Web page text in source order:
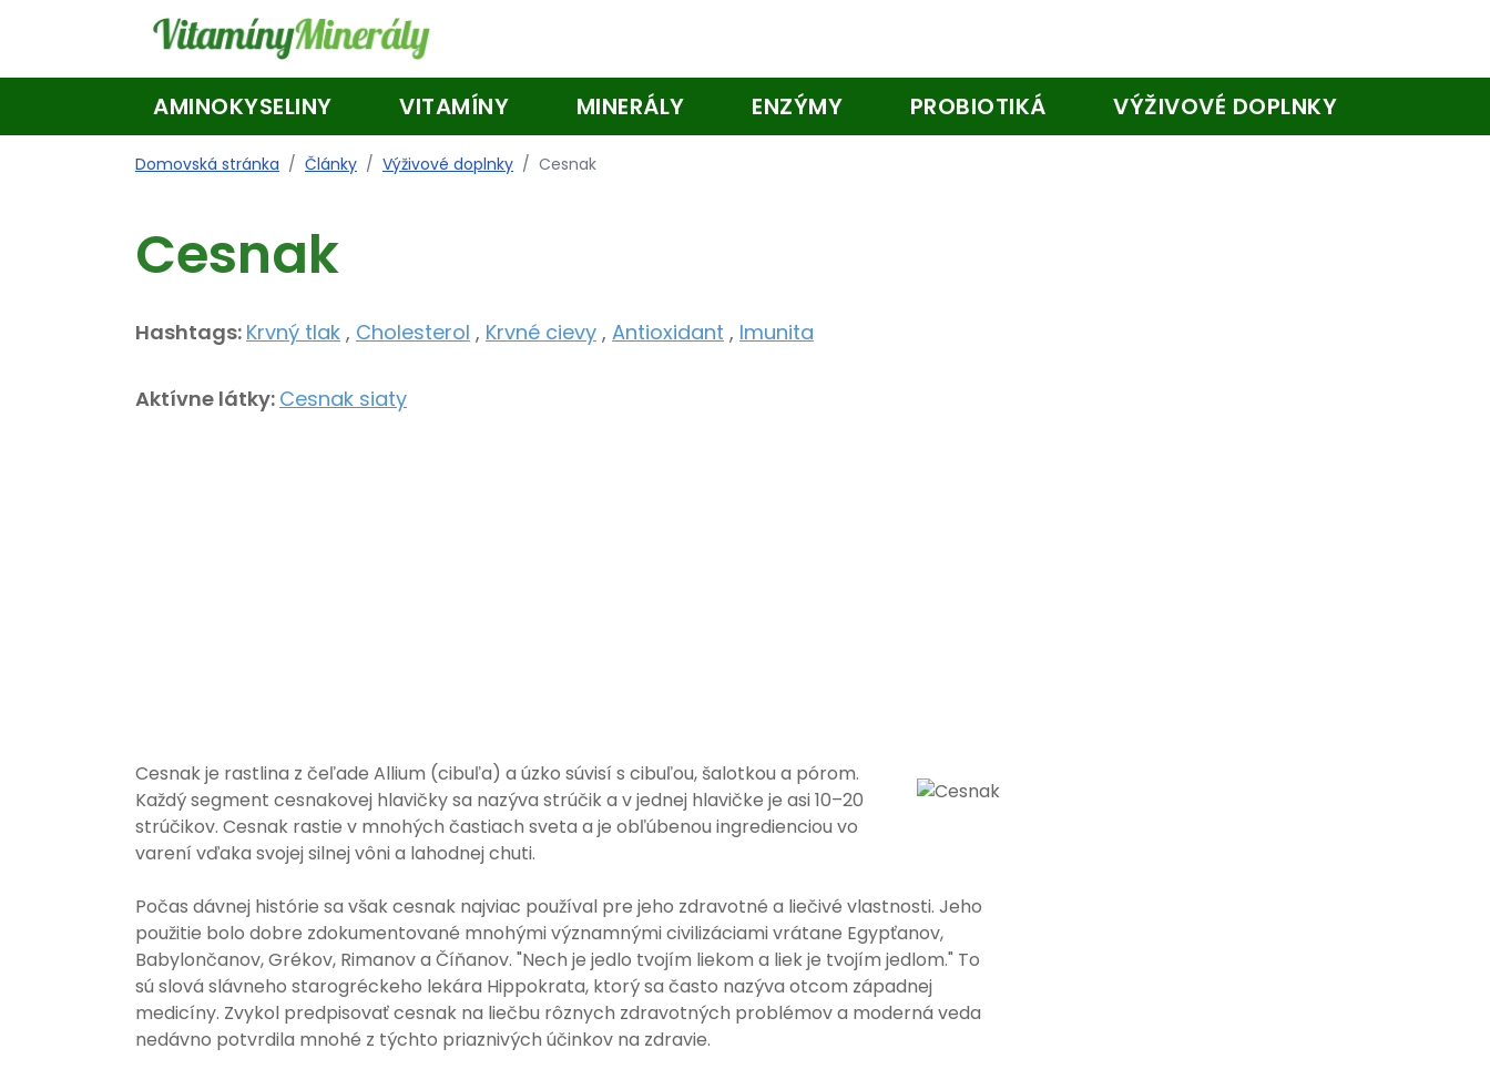
Skip to main content
AMINOKYSELINY VITAMÍNY MINERÁLY ENZÝMY PROBIOTIKÁ VÝŽIVOVÉ DOPLNKY
Domovská stránka / Články / Výživové doplnky / Cesnak
Cesnak
Hashtags: Krvný tlak , Cholesterol , Krvné cievy , Antioxidant , Imunita
Aktívne látky: Cesnak siaty
Cesnak je rastlina z čeľade Allium (cibuľa) a úzko súvisí s cibuľou, šalotkou a pórom.
Každý segment cesnakovej hlavičky sa nazýva strúčik a v jednej hlavičke je asi 10–20
strúčikov. Cesnak rastie v mnohých častiach sveta a je obľúbenou ingredienciou vo
varení vďaka svojej silnej vôni a lahodnej chuti.
Počas dávnej histórie sa však cesnak najviac používal pre jeho zdravotné a liečivé vlastnosti. Jeho
použitie bolo dobre zdokumentované mnohými významnými civilizáciami vrátane Egypťanov,
Babylončanov, Grékov, Rimanov a Číňanov. "Nech je jedlo tvojím liekom a liek je tvojím jedlom." To
sú slová slávneho starogréckeho lekára Hippokrata, ktorý sa často nazýva otcom západnej
medicíny. Zvykol predpisovať cesnak na liečbu rôznych zdravotných problémov a moderná veda
nedávno potvrdila mnohé z týchto priaznivých účinkov na zdravie.